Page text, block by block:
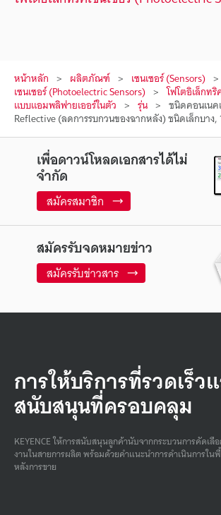
หน้าหลัก ผลิตภัณฑ์ เซนเซอร์ (Sensors)
เซนเซอร์ (Photoelectric Sensors) โฟโตอิเล็กทริ
แบบแอมพลิฟายเออร์ในตัว รุ่น ชนิดคอนเนค
Reflective (ลดการรบกวนของฉากหลัง) ชนิดเล็กบาง,
เพื่อดาวน์โหลดเอกสารได้ไม่
จำกัด
สมัครสมาชิก
สมัครรับจดหมายข่าว
สมัครรับข่าวสาร
การให้บริการที่รวดเร็ว
สนับสนุนที่ครอบคลุม
KEYENCE ให้การสนับสนุนลูกค้านับจากกระบวนการคัดเ
งานในสายการผลิต พร้อมด้วยคําแนะนําการดําเนินการใน
หลังการขาย